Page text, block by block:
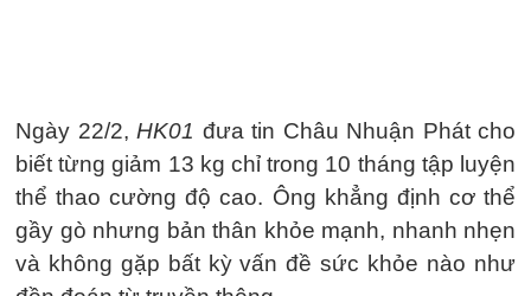
Ngày 22/2, HK01 đưa tin Châu Nhuận Phát cho
biết từng giảm 13 kg chỉ trong 10 tháng tập luyện
thể thao cường độ cao. Ông khẳng định cơ thể
gầy gò nhưng bản thân khỏe mạnh, nhanh nhẹn
và không gặp bất kỳ vấn đề sức khỏe nào như